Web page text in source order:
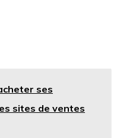
ses
sites de ventes